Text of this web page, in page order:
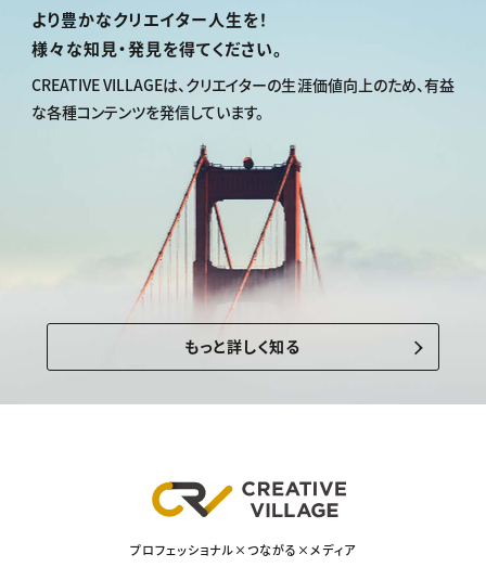
より豊かなクリエイター人生を！
様々な知見・発見を得てください。
CREATIVE VILLAGEは、 クリエイターの生涯価値向上のため、有益
な各種コンテンツを発信しています。
もっと詳しく知る
プロフェッショナル×つながる×メディア